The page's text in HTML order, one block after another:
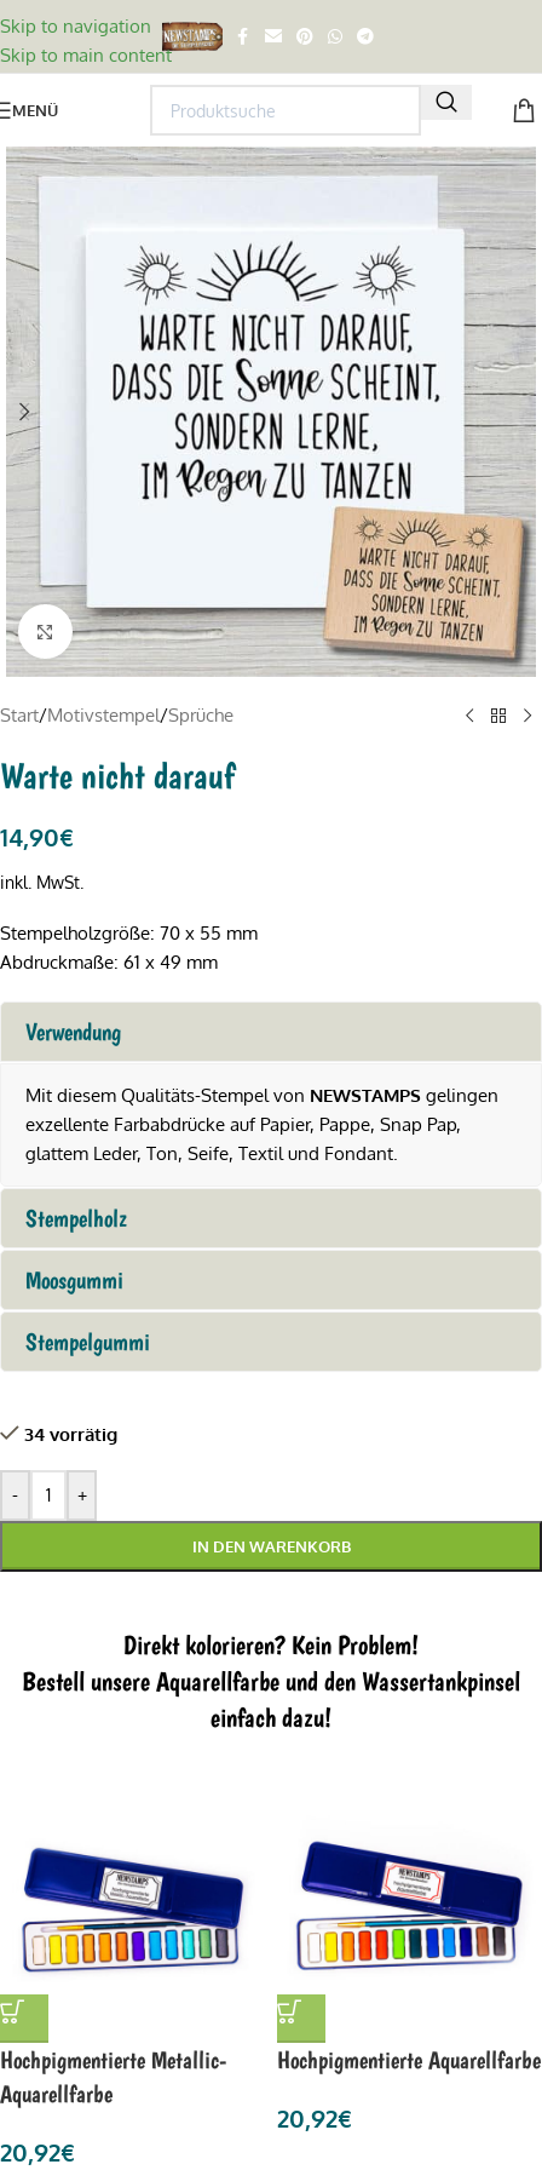
Skip to navigation
Skip to main content
MENÜ
Click to enlarge
Start/Motivstempel/Sprüche
Warte nicht darauf
14,90€
inkl. MwSt.
Stempelholzgröße: 70 x 55 mm
Abdruckmaße: 61 x 49 mm
Verwendung
Mit diesem Qualitäts-Stempel von NEWSTAMPS gelingen
exzellente Farbabdrücke auf Papier, Pappe, Snap Pap,
glattem Leder, Ton, Seife, Textil und Fondant.
Stempelholz
Moosgummi
Stempelgummi
34 vorrätig
- +
IN DEN WARENKORB
Direkt kolorieren? Kein Problem!
Bestell unsere Aquarellfarbe und den Wassertankpinsel
einfach dazu!
Hochpigmentierte Metallic-
Aquarellfarbe
20,92€
Hochpigmentierte Aquarellfarbe
20,92€